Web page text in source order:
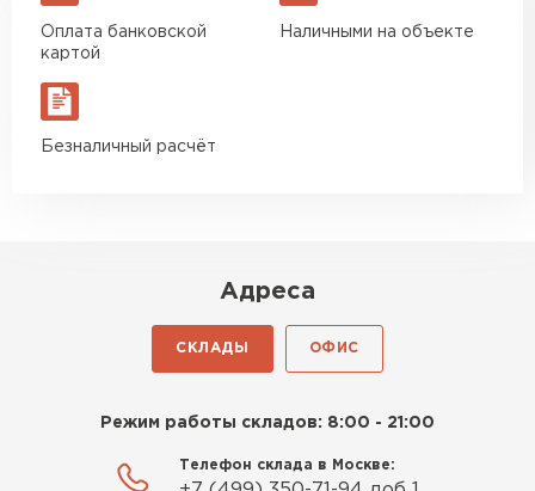
Оплата банковской
картой
Наличными на объекте
Безналичный расчёт
Адреса
СКЛАДЫ ОФИС
Режим работы складов: 8:00 - 21:00
Телефон склада в Москве: